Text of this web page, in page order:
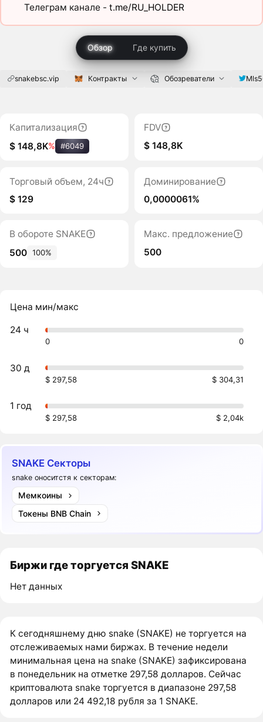
Телеграм канале - t.me/RU_HOLDER
Обзор Где купить
snakebsc.vip Контракты Обозреватели
Капитализация
$ 148,8K% #6049
FDV
$ 148,8K
Торговый объем, 24ч
$ 129
Доминирование
0,0000061%
В обороте SNAKE
500 100%
Макс. предложение
500
Цена мин/макс
24 ч
0 0
30 д
$ 297,58 $ 304,31
1 год
$ 297,58 $ 2,04k
SNAKE Секторы
snake оноситстя к секторам:
Мемкоины
Токены BNB Chain
Биржи где торгуется SNAKE
Нет данных
К сегодняшнему дню snake (SNAKE) не торгуется на
отслеживаемых нами биржах. В течение недели
минимальная цена на snake (SNAKE) зафиксирована
в понедельник на отметке 297,58 долларов. Сейчас
криптовалюта snake торгуется в диапазоне 297,58
долларов или 24 492,18 рубля за 1 SNAKE.